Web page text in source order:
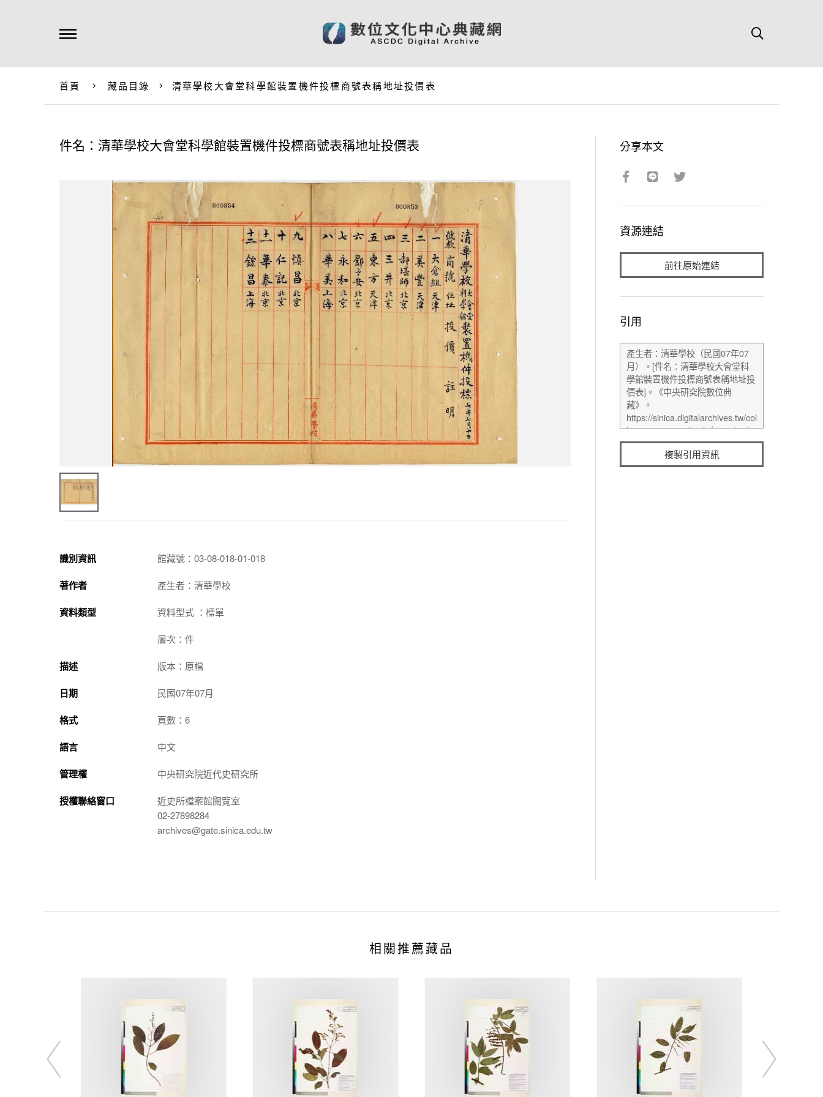
首頁 藏品目錄 清華學校大會堂科學館裝置機件投標商號表稱地址投價表
件名：清華學校大會堂科學館裝置機件投標商號表稱地址投價表
識別資訊 館藏號：03-08-018-01-018
著作者 產生者：清華學校
資料類型 資料型式 ：標單
層次：件
描述 版本：原檔
日期 民國07年07月
格式 頁數：6
語言 中文
管理權 中央研究院近代史研究所
授權聯絡窗口
近史所檔案館閱覽室
02-27898284
archives@gate.sinica.edu.tw
分享本文
資源連結
前往原始連結
引用
複製引用資訊
相關推薦藏品